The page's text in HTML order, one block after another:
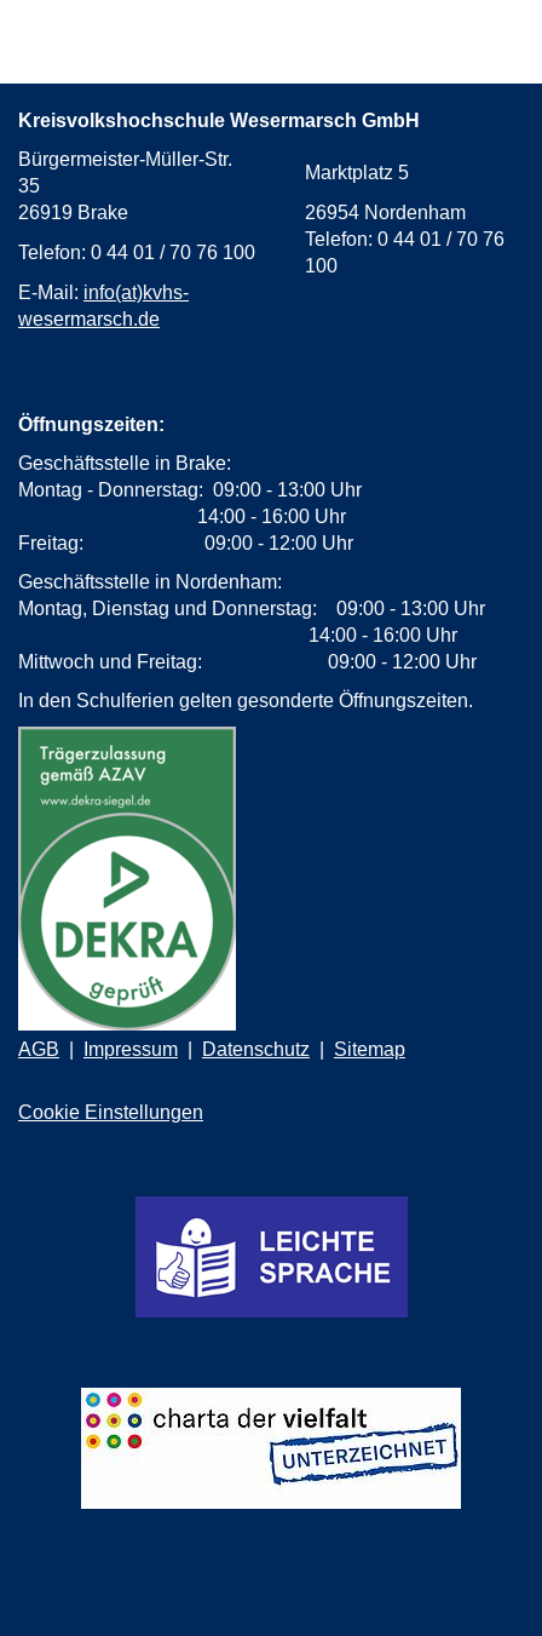
Kreisvolkshochschule Wesermarsch GmbH
Bürgermeister-Müller-Str.
35
Marktplatz 5
26919 Brake
26954 Nordenham
Telefon: 0 44 01 / 70 76 100
Telefon: 0 44 01 / 70 76
100
E-Mail: info(at)kvhs-
wesermarsch.de
Öffnungszeiten:
Geschäftsstelle in Brake:
Montag - Donnerstag: 09:00 - 13:00 Uhr
14:00 - 16:00 Uhr
Freitag: 09:00 - 12:00 Uhr
Geschäftsstelle in Nordenham:
Montag, Dienstag und Donnerstag: 09:00 - 13:00 Uhr
14:00 - 16:00 Uhr
Mittwoch und Freitag: 09:00 - 12:00 Uhr
In den Schulferien gelten gesonderte Öffnungszeiten.
AGB Impressum Datenschutz Sitemap
Cookie Einstellungen